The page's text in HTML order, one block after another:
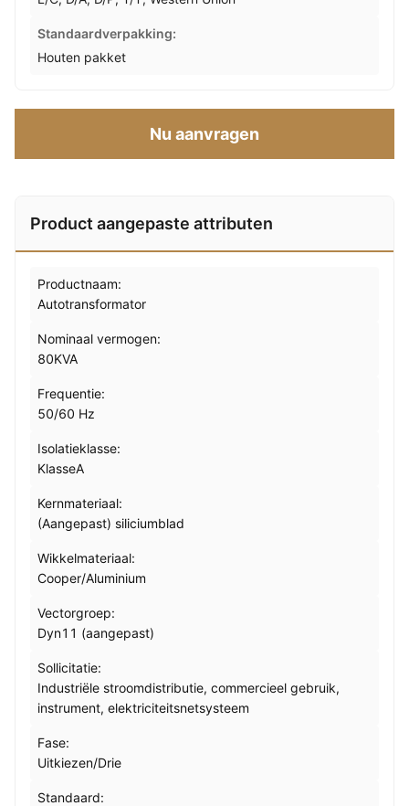
Standaardverpakking:
Houten pakket
Nu aanvragen
Product aangepaste attributen
Productnaam:
Autotransformator
Nominaal vermogen:
80KVA
Frequentie:
50/60 Hz
Isolatieklasse:
KlasseA
Kernmateriaal:
(Aangepast) siliciumblad
Wikkelmateriaal:
Cooper/Aluminium
Vectorgroep:
Dyn11 (aangepast)
Sollicitatie:
Industriële stroomdistributie, commercieel gebruik,
instrument, elektriciteitsnetsysteem
Fase:
Uitkiezen/Drie
Standaard: